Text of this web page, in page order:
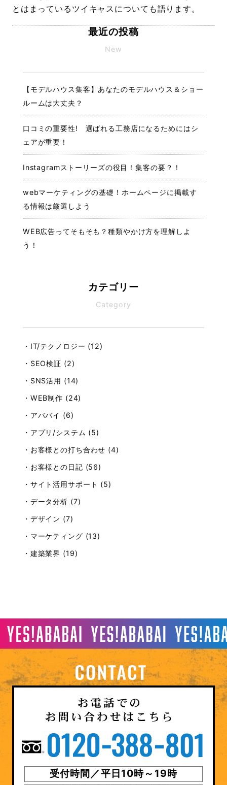
とはまっているツイキャスについても語ります。
最近の投稿
New
【モデルハウス集客】あなたのモデルハウス＆ショー
ルームは大丈夫？
口コミの重要性! 選ばれる工務店になるためにはシ
ェアが重要！
Instagramストーリーズの役目！集客の要？！
webマーケティングの基礎！ホームページに掲載す
る情報は厳選しよう
WEB広告ってそもそも？種類やかけ方を理解しよ
う！
カテゴリー
Category
・IT/テクノロジー (12)
・SEO検証 (2)
・SNS活用 (14)
・WEB制作 (24)
・アババイ (6)
・アプリ/システム (5)
・お客様との打ち合わせ (4)
・お客様との日記 (56)
・サイト活用サポート (5)
・データ分析 (7)
・デザイン (7)
・マーケティング (13)
・建築業界 (19)
受付時間／平日10時～19時